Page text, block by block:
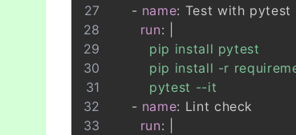
- name:
run:
        pytest --it
- name:
run: